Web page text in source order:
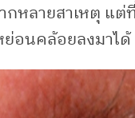
หลายสาเหตุ แ
อนคล้อยลงมาได้